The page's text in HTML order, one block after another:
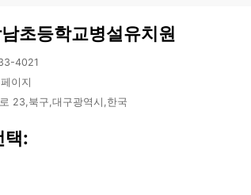
초등학교병설유치원
4021
이지
23,북구,대구광역시,한국
택: